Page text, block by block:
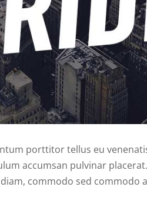
porttitor tellus eu
accumsan pulvinar
commodo sed commodo